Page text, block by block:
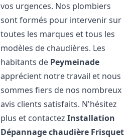
vos urgences. Nos plombiers
sont formés pour intervenir sur
toutes les marques et tous les
modèles de chaudières. Les
habitants de Peymeinade
apprécient notre travail et nous
sommes fiers de nos nombreux
avis clients satisfaits. N'hésitez
plus et contactezInstallation
Dépannage chaudière Frisquet